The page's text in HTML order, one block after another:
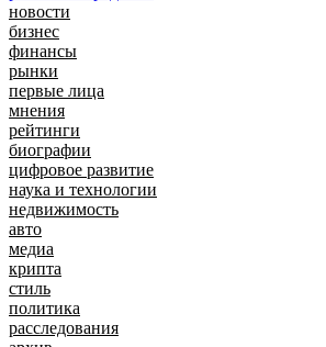
новости
бизнес
финансы
рынки
первые лица
мнения
рейтинги
биографии
цифровое развитие
наука и технологии
недвижимость
авто
медиа
крипта
стиль
политика
расследования